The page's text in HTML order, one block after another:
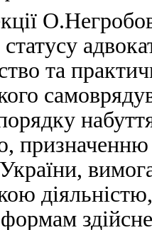
та
України,